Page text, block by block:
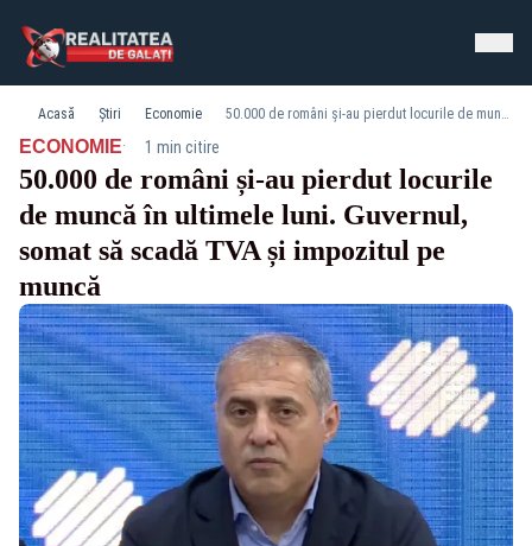
Acasă Știri Economie 50.000 de români și-au pierdut locurile de muncă în ultimele luni. Guvernul, somat să scadă TVA și impozitul pe muncă
ECONOMIE· 1 min citire
50.000 de români și-au pierdut locurile
de muncă în ultimele luni. Guvernul,
somat să scadă TVA și impozitul pe
muncă